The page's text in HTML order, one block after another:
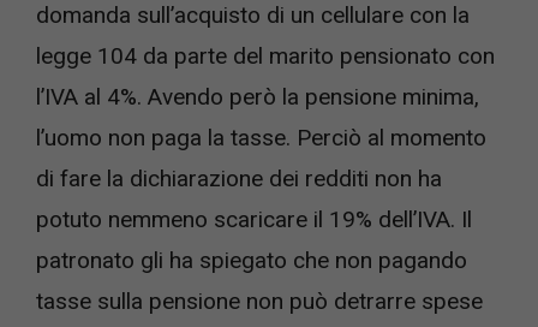
domanda sull’acquisto di un cellulare con la
legge 104 da parte del marito pensionato con
l’IVA al 4%. Avendo però la pensione minima,
l’uomo non paga la tasse. Perciò al momento
di fare la dichiarazione dei redditi non ha
potuto nemmeno scaricare il 19% dell’IVA. Il
patronato gli ha spiegato che non pagando
tasse sulla pensione non può detrarre spese